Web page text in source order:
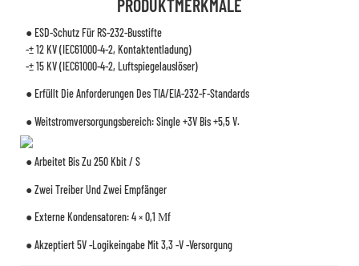
PRODUKTMERKMALE
● ESD-Schutz Für RS-232-Busstifte
-± 12 KV (IEC61000-4-2, Kontaktentladung)
-± 15 KV (IEC61000-4-2, Luftspiegelauslöser)
● Erfüllt Die Anforderungen Des TIA/EIA-232-F-Standards
● Weitstromversorgungsbereich: Single +3V Bis +5,5 V.
● Arbeitet Bis Zu 250 Kbit / S
● Zwei Treiber Und Zwei Empfänger
● Externe Kondensatoren: 4 × 0,1 Μf
● Akzeptiert 5V -Logikeingabe Mit 3,3 -V -Versorgung